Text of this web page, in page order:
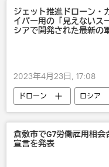
ジェット推進ドローン・
イパー用の「見えないス
シアで開発された最新の
2023年4月23日, 17:08
ドローン ロシア
倉敷市でG7労働雇用相会
宣言を発表